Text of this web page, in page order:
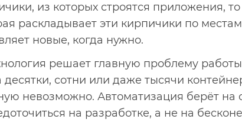
из которых строятся приложения,
раскладывает эти кирпичики по
новые, когда нужно.
решает главную проблему
десятки, сотни или даже тысячи
невозможно. Автоматизация берёт на
на разработке, а не на